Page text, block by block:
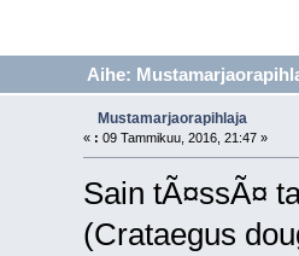
Aihe:
Mustamarjaorapihlaja
« : 09 Tammikuu, 2016, 21:47 »
Sain tÃ¤ssÃ¤
(Crataegus